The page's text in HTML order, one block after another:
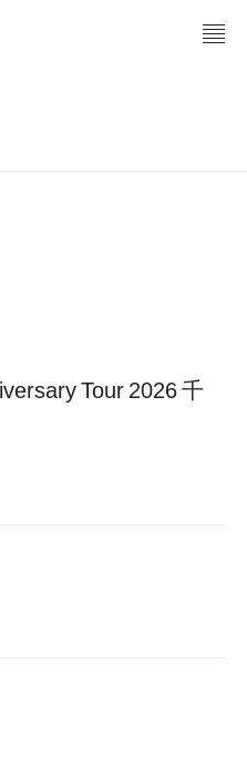
Tour 2026 千